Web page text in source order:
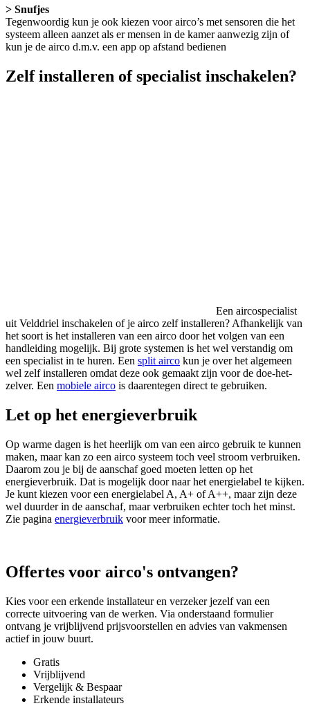
> Snufjes
Tegenwoordig kun je ook kiezen voor airco’s met sensoren die het
systeem alleen aanzet als er mensen in de kamer aanwezig zijn of
kun je de airco d.m.v. een app op afstand bedienen
Zelf installeren of specialist inschakelen?
Een aircospecialist
uit Velddriel inschakelen of je airco zelf installeren? Afhankelijk van
het soort is het installeren van een airco door het volgen van een
handleiding mogelijk. Bij grote systemen is het wel verstandig om
een specialist in te huren. Een split airco kun je over het algemeen
wel zelf installeren omdat deze ook gemaakt zijn voor de doe-het-
zelver. Een mobiele airco is daarentegen direct te gebruiken.
Let op het energieverbruik
Op warme dagen is het heerlijk om van een airco gebruik te kunnen
maken, maar kan zo een airco systeem toch veel stroom verbruiken.
Daarom zou je bij de aanschaf goed moeten letten op het
energieverbruik. Dat is mogelijk door naar het energielabel te kijken.
Je kunt kiezen voor een energielabel A, A+ of A++, maar zijn deze
wel duurder in de aanschaf, maar verbruiken echter toch het minst.
Zie pagina energieverbruik voor meer informatie.
Offertes voor airco's ontvangen?
Kies voor een erkende installateur en verzeker jezelf van een
correcte uitvoering van de werken. Via onderstaand formulier
ontvang je vrijblijvend prijsvoorstellen en advies van vakmensen
actief in jouw buurt.
Gratis
Vrijblijvend
Vergelijk & Bespaar
Erkende installateurs